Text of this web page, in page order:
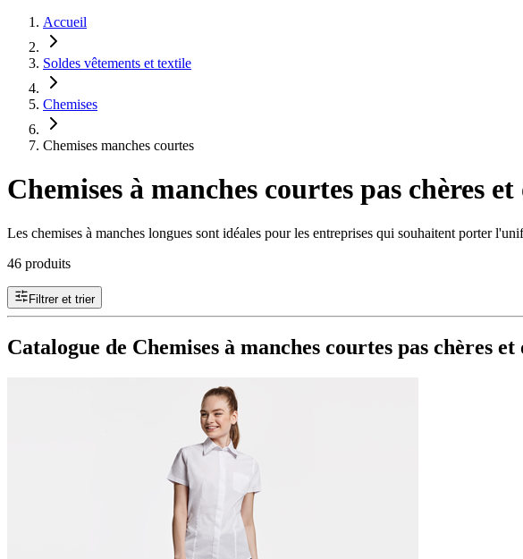
Accueil
Soldes vêtements et textile
Chemises
Chemises manches courtes
Chemises à manches courtes pas chères
Les chemises à manches longues sont idéales pour les entreprises qui souhaitent porter
46 produits
Filtrer et trier
Catalogue de Chemises à manches courtes pas chères